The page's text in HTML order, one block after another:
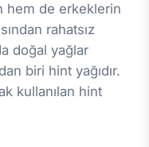
hem de erkeklerin
rahatsız
doğal yağlar
biri hint yağıdır.
kullanılan hint